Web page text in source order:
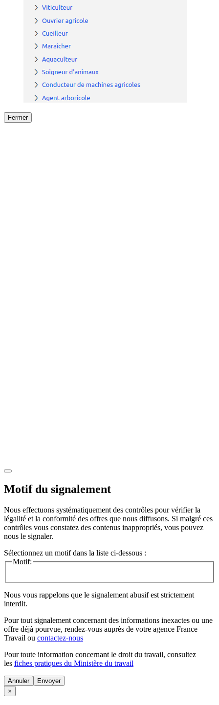
Fermer
Motif du signalement
Nous effectuons systématiquement des contrôles pour vérifier la
légalité et la conformité des offres que nous diffusons. Si malgré ces
contrôles vous constatez des contenus inappropriés, vous pouvez
nous le signaler.
Sélectionnez un motif dans la liste ci-dessous :
Motif:
Nous vous rappelons que le signalement abusif est strictement
interdit.
Pour tout signalement concernant des informations inexactes ou une
offre déjà pourvue, rendez-vous auprès de votre agence France
Travail ou contactez-nous
Pour toute information concernant le droit du travail, consultez
les fiches pratiques du Ministère du travail
Annuler
×